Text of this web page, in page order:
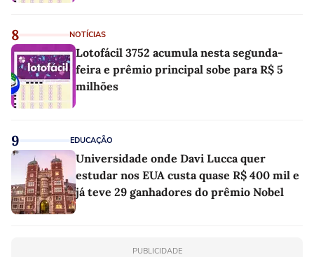
8 NOTÍCIAS
Lotofácil 3752 acumula nesta segunda-
feira e prêmio principal sobe para R$ 5
milhões
9 EDUCAÇÃO
Universidade onde Davi Lucca quer
estudar nos EUA custa quase R$ 400 mil e
já teve 29 ganhadores do prêmio Nobel
PUBLICIDADE